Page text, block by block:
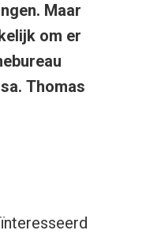
Maar
om er
Thomas